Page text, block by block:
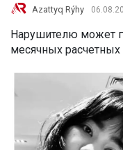
Azattyq Rýhy
Нарушителю может
месячных расчетных